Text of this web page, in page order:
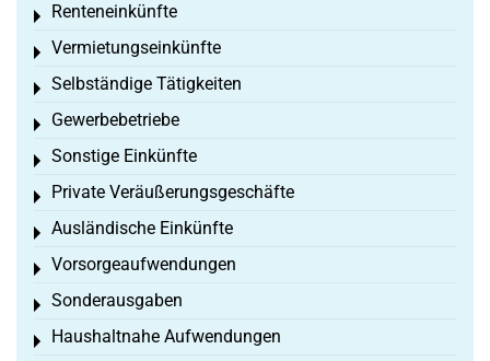
Renteneinkünfte
Toggle menu
Vermietungseinkünfte
Toggle menu
Selbständige Tätigkeiten
Toggle menu
Gewerbebetriebe
Toggle menu
Sonstige Einkünfte
Toggle menu
Private Veräußerungsgeschäfte
Toggle menu
Ausländische Einkünfte
Toggle menu
Vorsorgeaufwendungen
Toggle menu
Sonderausgaben
Toggle menu
Haushaltnahe Aufwendungen
Toggle menu